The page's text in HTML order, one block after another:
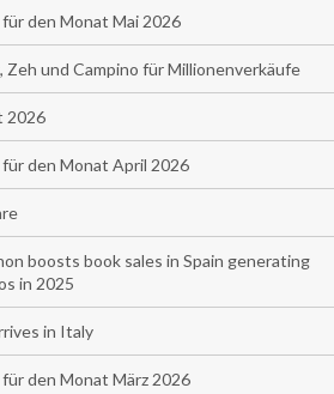
den Monat Mai 2026
und Campino für Millionenverkäufe
2026
den Monat April 2026
boosts book sales in Spain generating
in 2025
in Italy
den Monat März 2026